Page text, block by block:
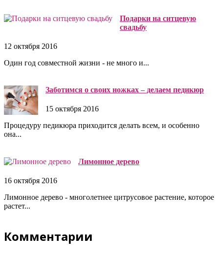
Подарки на ситцевую
свадьбу
12 октября 2016
Один год совместной жизни - не много и...
Заботимся о своих ножках – делаем педикюр
15 октября 2016
Процедуру педикюра приходится делать всем, и особенно
она...
Лимонное дерево
16 октября 2016
Лимонное дерево - многолетнее цитрусовое растение, которое
растет...
Комментарии